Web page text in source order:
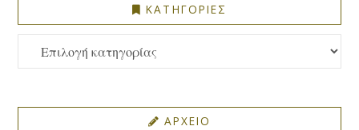
ΚΑΤΗΓΟΡΙΕΣ
ΚΑΤΗΓΟΡΙΕΣ
ΑΡΧΕΙΟ